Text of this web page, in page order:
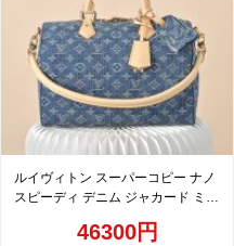
ルイヴィトン スーパーコピー ナノ
スピーディ デニム ジャカード ミニ
46300円